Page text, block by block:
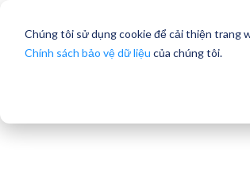
Chúng tôi sử dụng cookie để cải thiện trang
Chính sách bảo vệ dữ liệu của chúng tôi.